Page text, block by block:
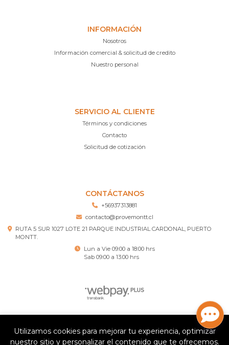
INFORMACIÓN
Nosotros
Información comercial & solicitud de credito
Nuestro personal
SERVICIO AL CLIENTE
Términos y condiciones
Contacto
Solicitud de cotización
CONTÁCTANOS
+56937313881
contacto@provemontt.cl
RUTA 5 SUR 1027 LOTE 21 PARQUE INDUSTRIAL CARDONAL, PUERTO
MONTT.
Lun a Vie 09:00 a 18:00 hrs
Sab 09:00 a 13:00 hrs
Provemontt – Ferretería Puerto Montt © 2026
¿Te gusta mi tienda? Yo vendo conBsale
Utilizamos cookies para mejorar tu experiencia, optimizar
nuestro sitio y personalizar el contenido que te ofrecemos.